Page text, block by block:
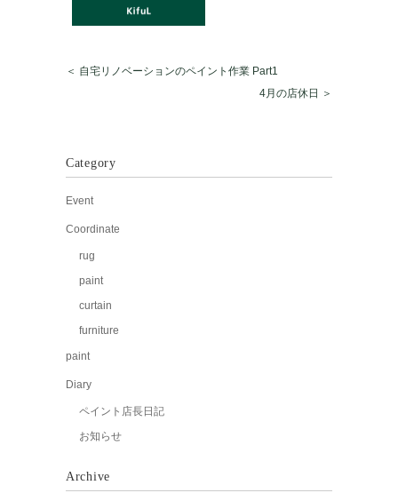
＜ 自宅リノベーションのペイント作業 Part1
4月の店休日 ＞
Category
Event
Coordinate
rug
paint
curtain
furniture
paint
Diary
ペイント店長日記
お知らせ
Archive